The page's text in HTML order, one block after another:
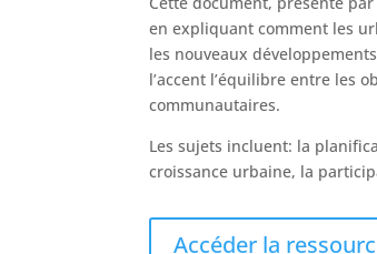
en expliquant comment les
les nouveaux
l’accent l’équilibre entre les
communautaires.
Les sujets incluent: la
croissance urbaine, la
Accéder la